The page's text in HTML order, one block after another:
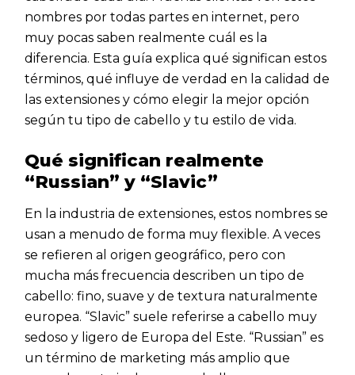
nombres por todas partes en internet, pero
muy pocas saben realmente cuál es la
diferencia. Esta guía explica qué significan estos
términos, qué influye de verdad en la calidad de
las extensiones y cómo elegir la mejor opción
según tu tipo de cabello y tu estilo de vida.
Qué significan realmente
“Russian” y “Slavic”
En la industria de extensiones, estos nombres se
usan a menudo de forma muy flexible. A veces
se refieren al origen geográfico, pero con
mucha más frecuencia describen un tipo de
cabello: fino, suave y de textura naturalmente
europea. “Slavic” suele referirse a cabello muy
sedoso y ligero de Europa del Este. “Russian” es
un término de marketing más amplio que